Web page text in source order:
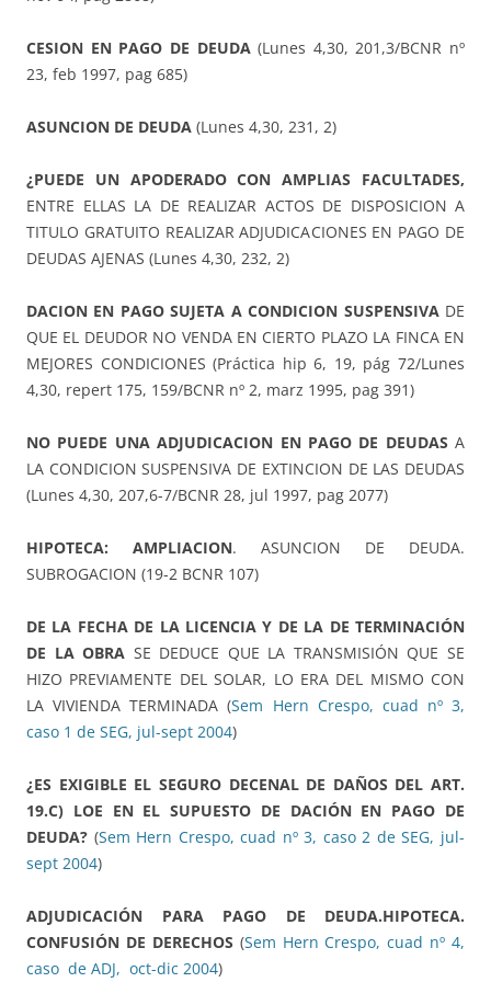
CESION EN PAGO DE DEUDA(Lunes 4,30, 201,3/BCNR nº
23, feb 1997, pag 685)
ASUNCION DE DEUDA (Lunes 4,30, 231, 2)
¿PUEDE UN APODERADO CON AMPLIAS FACULTADES,
ENTRE ELLAS LA DE REALIZAR ACTOS DE DISPOSICION A
TITULO GRATUITO REALIZAR ADJUDICACIONES EN PAGO DE
DEUDAS AJENAS (Lunes 4,30, 232, 2)
DACION EN PAGO SUJETA A CONDICION SUSPENSIVADE
QUE EL DEUDOR NO VENDA EN CIERTO PLAZO LA FINCA EN
MEJORES CONDICIONES (Práctica hip 6, 19, pág 72/Lunes
4,30, repert 175, 159/BCNR nº 2, marz 1995, pag 391)
NO PUEDE UNA ADJUDICACION EN PAGO DE DEUDAS A
LA CONDICION SUSPENSIVA DE EXTINCION DE LAS DEUDAS
(Lunes 4,30, 207,6-7/BCNR 28, jul 1997, pag 2077)
HIPOTECA: AMPLIACION. ASUNCION DE DEUDA.
SUBROGACION (19-2 BCNR 107)
DE LA FECHA DE LA LICENCIA Y DE LA DE TERMINACIÓN
DE LA OBRA SE DEDUCE QUE LA TRANSMISIÓN QUE SE
HIZO PREVIAMENTE DEL SOLAR, LO ERA DEL MISMO CON
LA VIVIENDA TERMINADA (Sem Hern Crespo, cuad nº 3,
caso 1 de SEG, jul-sept 2004)
¿ES EXIGIBLE EL SEGURO DECENAL DE DAÑOS DEL ART.
19.C) LOE EN EL SUPUESTO DE DACIÓN EN PAGO DE
DEUDA? (Sem Hern Crespo, cuad nº 3, caso 2 de SEG, jul-
sept 2004)
ADJUDICACIÓN PARA PAGO DE DEUDA.HIPOTECA.
CONFUSIÓN DE DERECHOS (Sem Hern Crespo, cuad nº 4,
caso de ADJ, oct-dic 2004)